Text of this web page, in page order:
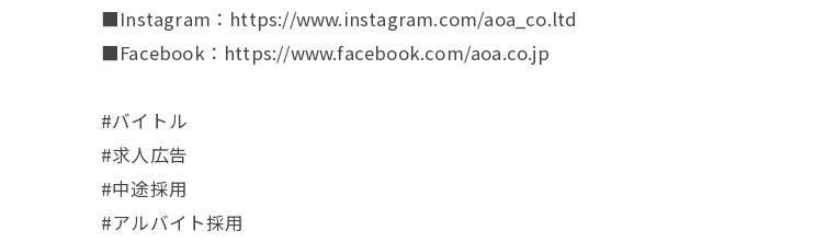
■Instagram：https://www.instagram.com/aoa_co.ltd
■Facebook：https://www.facebook.com/aoa.co.jp
#バイトル
#求人広告
#中途採用
#アルバイト採用